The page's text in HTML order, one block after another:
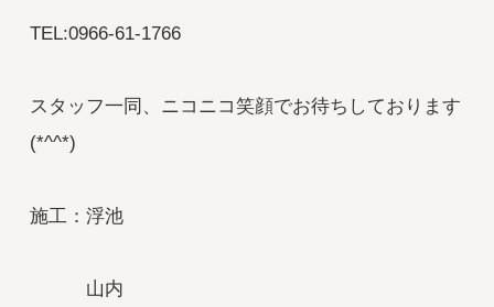
TEL:0966-61-1766
スタッフ一同、ニコニコ笑顔でお待ちしております
(*^^*)
施工：浮池
山内